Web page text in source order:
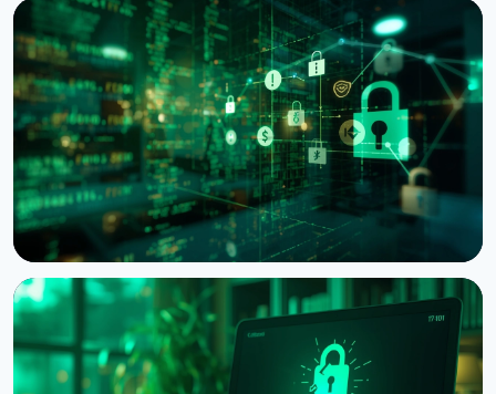
НОВОСТЬ
Нападения на владельцев криптовалюты:
Chainalysis насчитала $30 млн убытков за
полгода
6 августа 2026 г.4 мин чтения
НОВОСТЬ
Bitcoin Red Team: ИИ нашёл 4962 уязвимости в
Bitcoin-проектах за 30 часов
6 августа 2026 г.5 мин чтения